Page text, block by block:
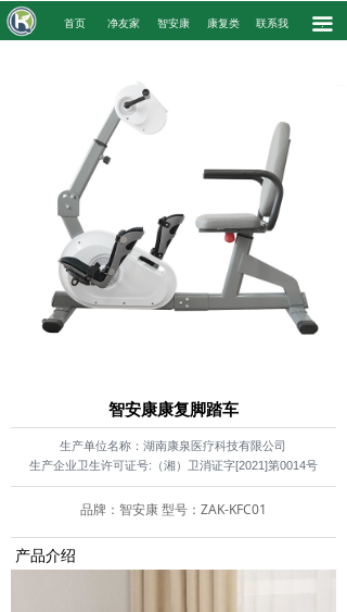
끀
. 首页 净友家 智安康 康复类 联系我 .
智安康康复脚踏车
生产单位名称：湖南康泉医疗科技有限公司
生产企业卫生许可证号:（湘）卫消证字[2021]第0014号
品牌：智安康 型号：ZAK-KFC01
产品介绍